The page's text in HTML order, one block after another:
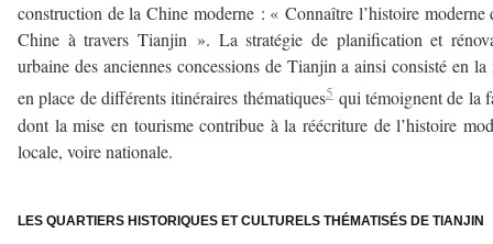
construction de la Chine moderne : « Connaître l’histoire moderne
Chine à travers Tianjin ». La stratégie de planification et
urbaine des anciennes concessions de Tianjin a ainsi consisté en la
en place de différents itinéraires thématiques5qui témoignent de la
dont la mise en tourisme contribue à la réécriture de l’histoire
locale, voire nationale.
LES QUARTIERS HISTORIQUES ET CULTURELS THÉMATISÉS DE TIANJIN